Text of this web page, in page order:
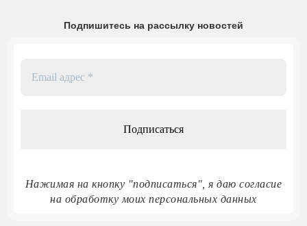
Подпишитесь на рассылку новостей
Нажимая на кнопку "подписаться", я даю согласие
на обработку моих персональных данных